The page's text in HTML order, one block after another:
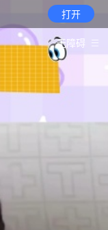
打开
无障碍